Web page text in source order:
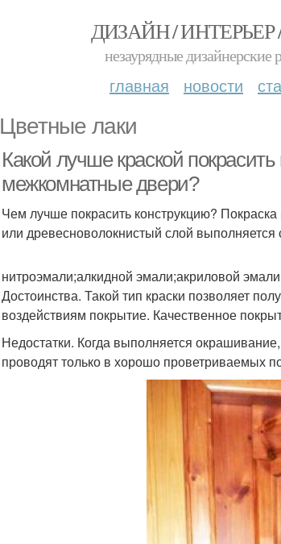
ДИЗАЙН / ИНТЕРЬЕР
незаурядные дизайнерские
главная новости
Цветные лаки
Какой лучше краской
межкомнатные двери?
Чем лучше покрасить конструкцию?
или древесноволокнистый слой
нитроэмали;алкидной эмали;акриловой
Достоинства. Такой тип краски позволяет
воздействиям покрытие. Качественное
Недостатки. Когда выполняется
проводят только в хорошо проветриваемых